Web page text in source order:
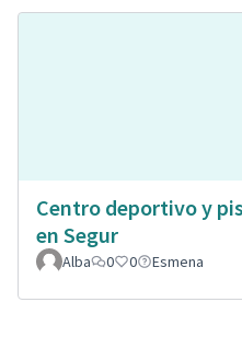
Centro deportivo y
en Segur
Alba
0 0 Esmena